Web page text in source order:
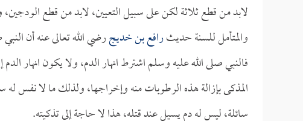
لابد من قطع ثلاثة لكن على سبيل التعيين، لابد من قطع
والمتأمل للسنة حديثرافع بن خديجرضي الله تعالى عنه أن
فالنبي صلى الله عليه وسلم اشترط انهار الدم، ولا يكون انهار
المذكى بإزالة هذه الرطوبات منه وإخراجها، ولذلك ما لا نفس له
سائلة، ليس له دم يسيل عند قتله، هذا لا حاجة إلى تذكيته.